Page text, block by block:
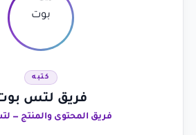
كتبه
فريق لتس
فريق المحتوى والمنتج —